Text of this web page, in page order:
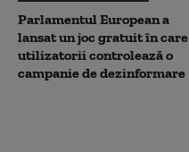
Parlamentul European a
lansat un joc gratuit în care
utilizatorii controlează o
campanie de dezinformare